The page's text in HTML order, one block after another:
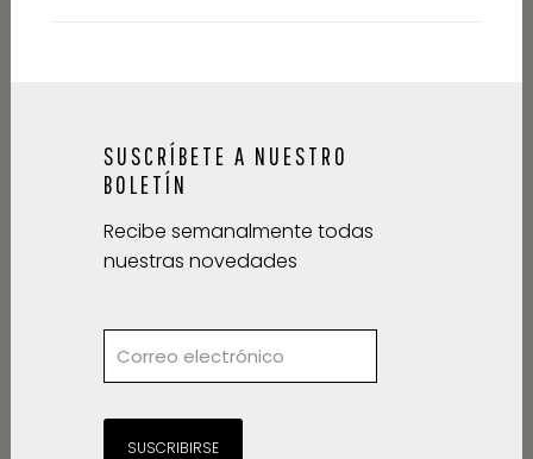
SUSCRÍBETE A NUESTRO
BOLETÍN
Recibe semanalmente todas
nuestras novedades
SUSCRIBIRSE